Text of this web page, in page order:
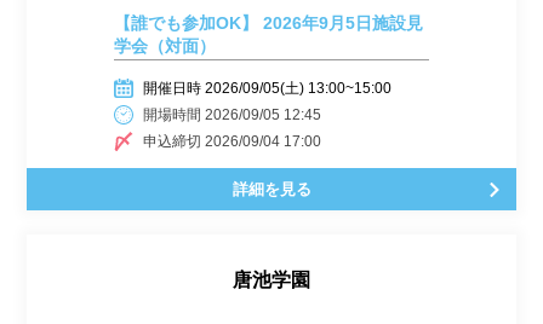
【誰でも参加OK】 2026年9月5日施設見
学会（対面）
開催日時 2026/09/05(土) 13:00~15:00
開場時間 2026/09/05 12:45
申込締切 2026/09/04 17:00
詳細を見る
唐池学園